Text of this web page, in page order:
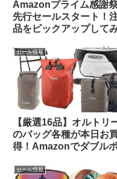
Amazonプライム感謝祭
先行セールスタート！
品をピックアップして
セール情報
【厳選16品】オルトリ
のバッグ各種が本日お
得！Amazonでダブル
をピックアップしてご紹
セール情報